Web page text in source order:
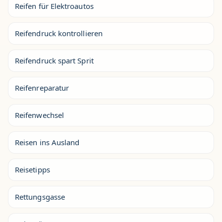
Reifen für Elektroautos
Reifendruck kontrollieren
Reifendruck spart Sprit
Reifenreparatur
Reifenwechsel
Reisen ins Ausland
Reisetipps
Rettungsgasse